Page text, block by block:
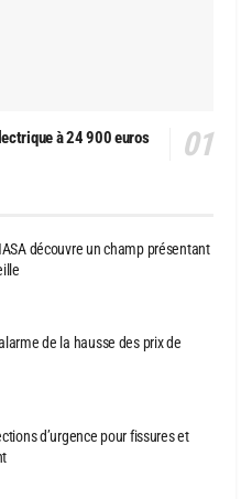
à 24 900 euros
découvre un champ présentant
de la hausse des prix de
d’urgence pour fissures et